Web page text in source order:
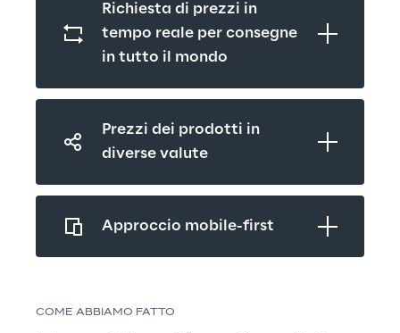
Richiesta di prezzi in
tempo reale per consegne
in tutto il mondo
Prezzi dei prodotti in
diverse valute
Approccio mobile-first
COME ABBIAMO FATTO